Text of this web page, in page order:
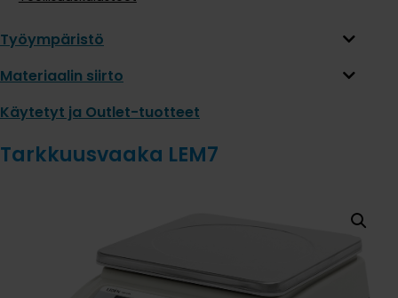
Työympäristö
Materiaalin siirto
Käytetyt ja Outlet-tuotteet
Tarkkuusvaaka LEM7